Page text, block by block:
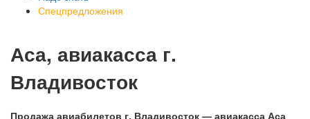
Спецпредложения
Аса, авиакасса г.
Владивосток
Продажа авиабилетов г. Владивосток — авиакасса Аса